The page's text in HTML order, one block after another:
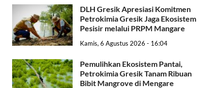
DLH Gresik Apresiasi Komitmen
Petrokimia Gresik Jaga Ekosistem
Pesisir melalui PRPM Mangare
Kamis, 6 Agustus 2026 - 16:04
Pemulihkan Ekosistem Pantai,
Petrokimia Gresik Tanam Ribuan
Bibit Mangrove di Mengare